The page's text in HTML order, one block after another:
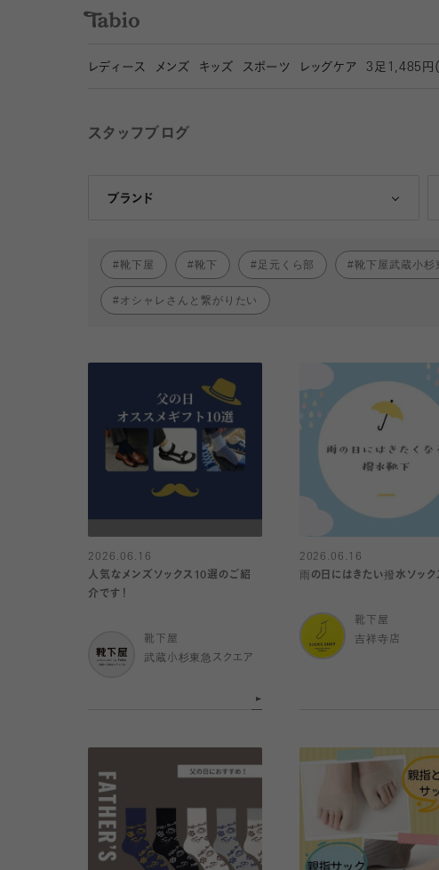
レディース メンズ キッズ スポーツ レッグケア 3 足1,485円
スタッフブログ
ブランド
Tabio
靴下屋 靴下 足元くら部 靴下屋武蔵小杉
オシャレさんと繋がりたい
2026.06.16
人気なメンズソックス10選のご紹
介です！
靴下屋
武蔵小杉東急スクエア
2026.06.16
雨の日にはきたい撥水ソッ
靴下屋
吉祥寺店